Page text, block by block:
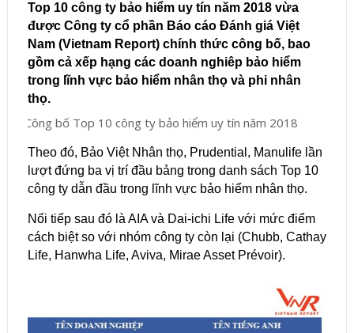
Top 10 công ty bảo hiểm uy tín năm 2018 vừa
được Công ty cổ phần Báo cáo Đánh giá Việt
Nam (Vietnam Report) chính thức công bố, bao
gồm cả xếp hạng các doanh nghiêp bảo hiểm
trong lĩnh vực bảo hiểm nhân thọ và phi nhân
thọ.
Theo đó, Bảo Việt Nhân thọ, Prudential, Manulife lần
lượt đứng ba vị trí đầu bảng trong danh sách Top 10
công ty dẫn đầu trong lĩnh vực bảo hiểm nhân thọ.
Nối tiếp sau đó là AIA và Dai-ichi Life với mức điểm
cách biệt so với nhóm công ty còn lại (Chubb, Cathay
Life, Hanwha Life, Aviva, Mirae Asset Prévoir).